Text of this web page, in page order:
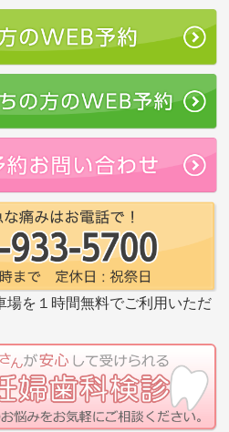
を１時間無料でご利用いただ